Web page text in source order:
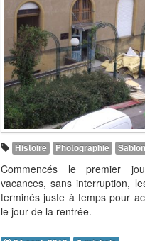
Histoire Photographie Sablon
Commencés le premier
vacances, sans interruption,
terminés juste à temps pour
le jour de la rentrée.